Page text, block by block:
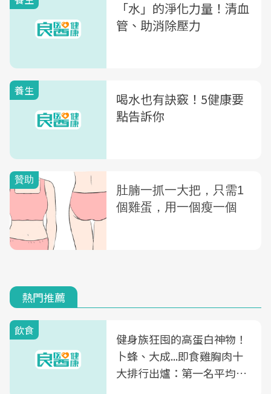
「水」的淨化力量！清血
管、助消除壓力
養生
喝水也有訣竅！5健康要
點告訴你
熱門推薦
飲食
健身族狂囤的高蛋白神物！
卜蜂、大成...即食雞胸肉十
大排行出爐：第一名平均一